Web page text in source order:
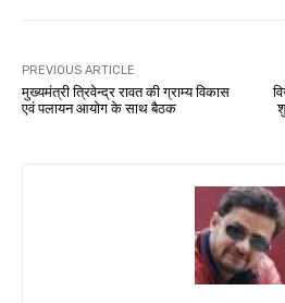
PREVIOUS ARTICLE
मुख्यमंत्री त्रिवेन्द्र रावत की ग्राम्य विकास
एवं पलायन आयोग के साथ बैठक